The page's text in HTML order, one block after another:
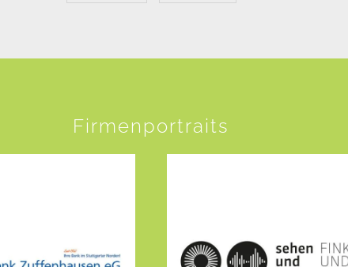
Firmenportraits